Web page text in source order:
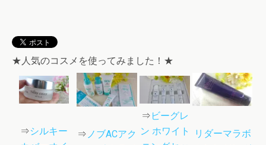
★人気のコスメを使ってみました！★
⇒シルキー
⇒ ノブACアク
⇒ ビーグレ
ン ホワイト
リダーマラボ